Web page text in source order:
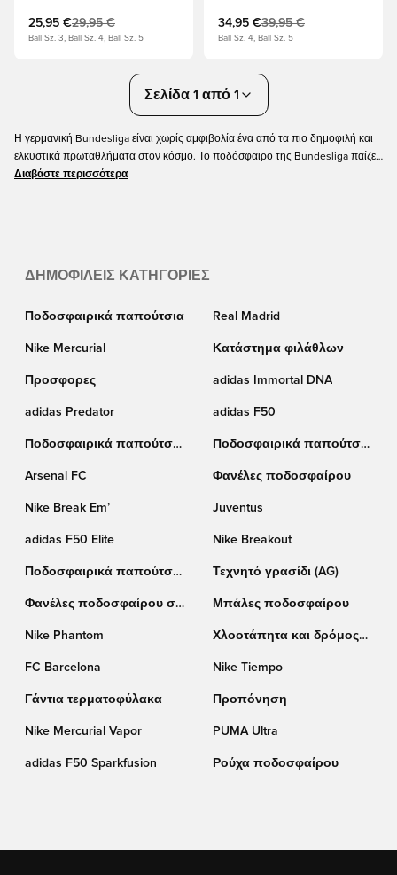
25,95 €29,95 €
Ball Sz. 3, Ball Sz. 4, Ball Sz. 5
34,95 €39,95 €
Ball Sz. 4, Ball Sz. 5
Σελίδα 1 από 1
Η γερμανική Bundesliga είναι χωρίς αμφιβολία ένα από τα πιο δημοφιλή και
ελκυστικά πρωταθλήματα στον κόσμο. Το ποδόσφαιρο της Bundesliga παίζει
καθοριστικό ρόλο σε αυτό. Τώρα μπορείτε να εξασφαλίσετε το νέο
Διαβάστε περισσότερα
ΔΗΜΟΦΙΛΕΊΣ ΚΑΤΗΓΟΡΊΕΣ
Ποδοσφαιρικά παπούτσια Real Madrid
Nike Mercurial Κατάστημα φιλάθλων
Προσφορες adidas Immortal DNA
adidas Predator adidas F50
Ποδοσφαιρικά παπούτσια
Ποδοσφαιρικά παπούτσια
Arsenal FC
Φανέλες ποδοσφαίρου
Nike Break Em’ Juventus
adidas F50 Elite Nike Breakout
Ποδοσφαιρικά παπούτσια
Τεχνητό γρασίδι (AG)
Φανέλες ποδοσφαίρου σε
Μπάλες ποδοσφαίρου
Nike Phantom
Χλοοτάπητα και δρόμος
FC Barcelona
Nike Tiempo
Γάντια τερματοφύλακα Προπόνηση
Nike Mercurial Vapor PUMA Ultra
adidas F50 Sparkfusion Ρούχα ποδοσφαίρου